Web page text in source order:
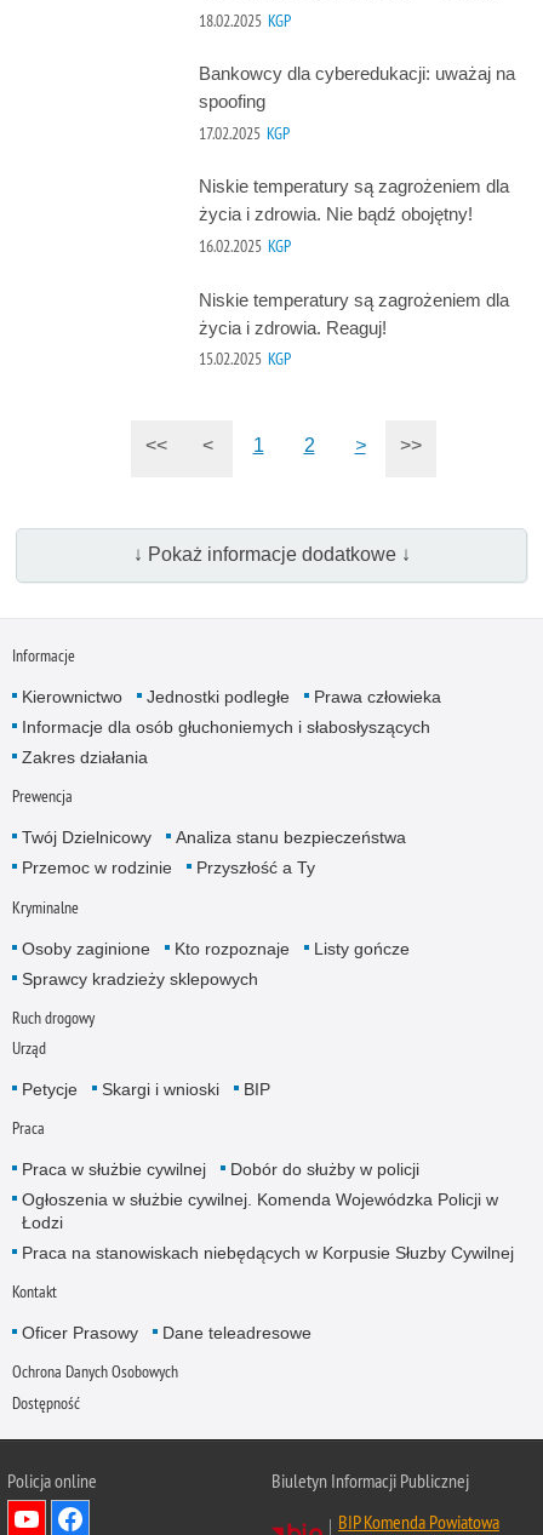
18.02.2025 KGP
Bankowcy dla cyberedukacji: uważaj na
spoofing
17.02.2025 KGP
Niskie temperatury są zagrożeniem dla
życia i zdrowia. Nie bądź obojętny!
16.02.2025 KGP
Niskie temperatury są zagrożeniem dla
życia i zdrowia. Reaguj!
15.02.2025 KGP
<< < 1 2 > >>
↓ Pokaż informacje dodatkowe ↓
Informacje
Kierownictwo Jednostki podległe
Prawa człowieka
Informacje dla osób głuchoniemych i słabosłyszących
Zakres działania
Prewencja
Twój Dzielnicowy
Analiza stanu bezpieczeństwa
Przemoc w rodzinie
Przyszłość a Ty
Kryminalne
Osoby zaginione Kto rozpoznaje
Listy gończe
Sprawcy kradzieży sklepowych
Ruch drogowy
Urząd
Petycje Skargi i wnioski BIP
Praca
Praca w służbie cywilnej
Dobór do służby w policji
Ogłoszenia w służbie cywilnej. Komenda Wojewódzka Policji w
Łodzi
Praca na stanowiskach niebędących w Korpusie Słuzby Cywilnej
Kontakt
Oficer Prasowy Dane teleadresowe
Ochrona Danych Osobowych
Dostępność
Policja online
Biuletyn Informacji Publicznej
BIP Komenda Powiatowa